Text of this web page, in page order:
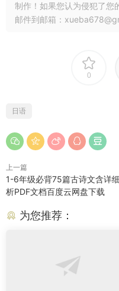
制作！如果您认为侵犯了您
邮件到邮箱：
0
日语
上一篇
1-6年级必背75篇古诗文含详
析PDF文档百度云网盘下载
为您推荐：